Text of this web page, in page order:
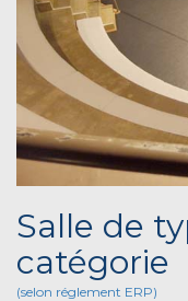
Salle de
catégorie
(selon réglement ERP)